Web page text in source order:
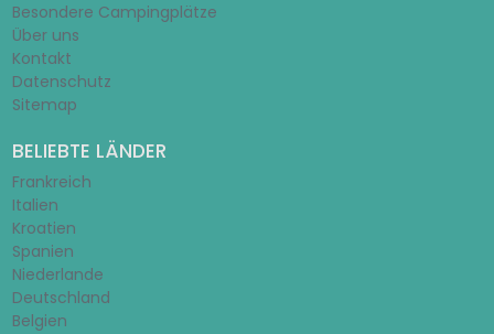
Besondere Campingplätze
Über uns
Kontakt
Datenschutz
Sitemap
BELIEBTE LÄNDER
Frankreich
Italien
Kroatien
Spanien
Niederlande
Deutschland
Belgien